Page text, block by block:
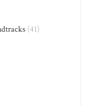
(41)